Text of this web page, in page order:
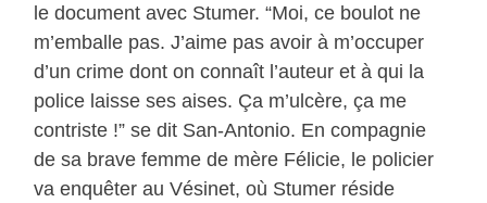
le document avec Stumer. “Moi, ce boulot ne
m’emballe pas. J’aime pas avoir à m’occuper
d’un crime dont on connaît l’auteur et à qui la
police laisse ses aises. Ça m’ulcère, ça me
contriste !” se dit San-Antonio. En compagnie
de sa brave femme de mère Félicie, le policier
va enquêter au Vésinet, où Stumer réside